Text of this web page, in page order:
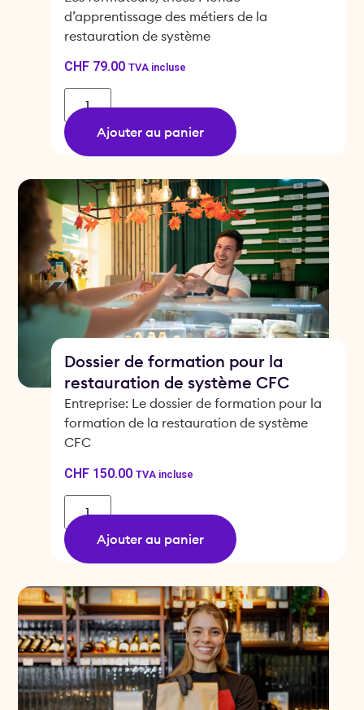
d’apprentissage des métiers de la
restauration de système
CHF79.00 TVA incluse
Ajouter au panier
Dossier de formation pour la
restauration de système CFC
Entreprise: Le dossier de formation pour la
formation de la restauration de système
CFC
CHF150.00 TVA incluse
Ajouter au panier